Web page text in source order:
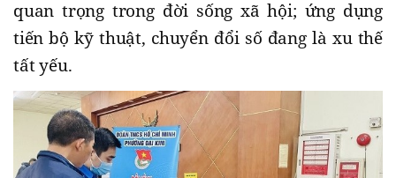
quan trọng trong đời sống xã hội; ứng dụng
tiến bộ kỹ thuật, chuyển đổi số đang là xu thế
tất yếu.